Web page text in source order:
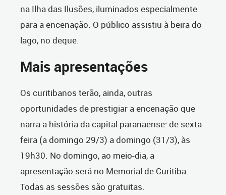
na Ilha das Ilusões, iluminados especialmente
para a encenação. O público assistiu à beira do
lago, no deque.
Mais apresentações
Os curitibanos terão, ainda, outras
oportunidades de prestigiar a encenação que
narra a história da capital paranaense: de sexta-
feira (a domingo 29/3) a domingo (31/3), às
19h30. No domingo, ao meio-dia, a
apresentação será no Memorial de Curitiba.
Todas as sessões são gratuitas.